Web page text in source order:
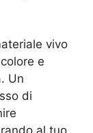
vivo
e
Un
di
al tuo